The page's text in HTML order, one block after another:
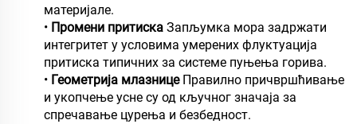
материјале.
• Промени притиска Запљумка мора задржати
интегритет у условима умерених флуктуација
притиска типичних за системе пуњења горива.
• Геометрија млазнице Правилно причвршћивање
и укопчење усне су од кључног значаја за
спречавање цурења и безбедност.